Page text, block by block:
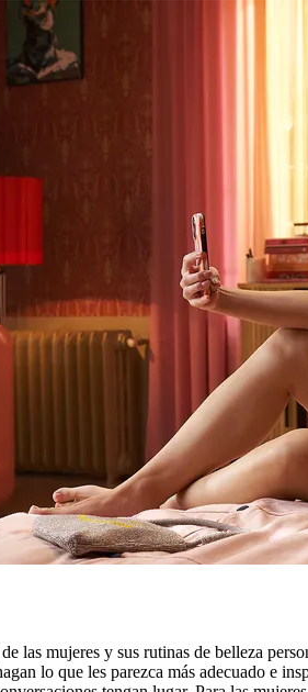
las mujeres y sus rutinas de belleza
lo que les parezca más adecuado e